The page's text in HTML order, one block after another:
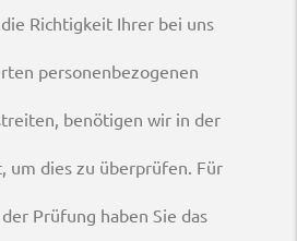
Richtigkeit Ihrer bei uns
personenbezogenen
benötigen wir in der
um dies zu überprüfen. Für
Prüfung haben Sie das